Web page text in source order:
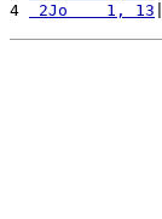
4
2Jo    1, 13